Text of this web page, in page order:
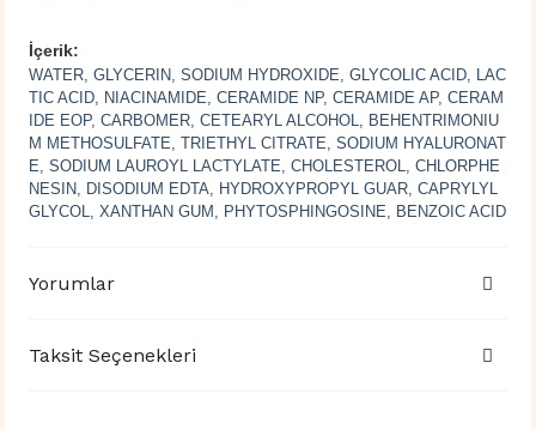
İçerik:
WATER, GLYCERIN, SODIUM HYDROXIDE, GLYCOLIC ACID, LAC
TIC ACID, NIACINAMIDE, CERAMIDE NP, CERAMIDE AP, CERAM
IDE EOP, CARBOMER, CETEARYL ALCOHOL, BEHENTRIMONIU
M METHOSULFATE, TRIETHYL CITRATE, SODIUM HYALURONAT
E, SODIUM LAUROYL LACTYLATE, CHOLESTEROL, CHLORPHE
NESIN, DISODIUM EDTA, HYDROXYPROPYL GUAR, CAPRYLYL
GLYCOL, XANTHAN GUM, PHYTOSPHINGOSINE, BENZOIC ACID
Yorumlar
Taksit Seçenekleri